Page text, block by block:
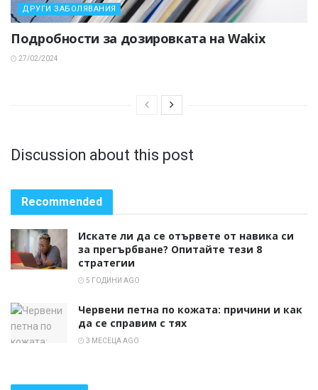
ДРУГИ ЗАБОЛЯВАНИЯ
Подробности за дозировката на Wakix
27/02/2024
Discussion about this post
Recommended
Искате ли да се отървете от навика си
за прегърбване? Опитайте тези 8
стратегии
5 ГОДИНИ AGO
Червени петна по кожата: причини и как
да се справим с тях
3 МЕСЕЦА AGO